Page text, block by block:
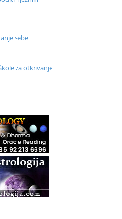
sebe
za otkrivanje
Online –
i Online
pranom (Basic